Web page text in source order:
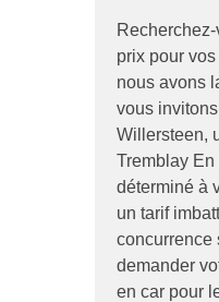
prix pour
nous avons
vous
Willersteen,
Tremblay
déterminé à
un tarif
concurrence
demander
en car pour